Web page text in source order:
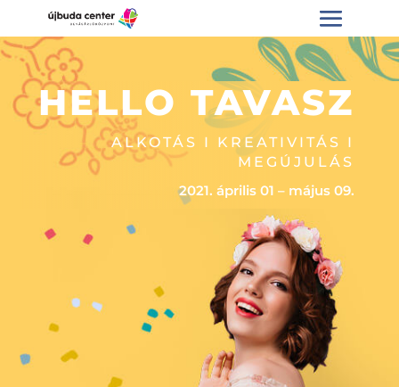
HELLO TAVASZ
ALKOTÁS I KREATIVITÁS I
MEGÚJULÁS
2021. április 01 – május 09.